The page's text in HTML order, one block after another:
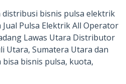
distribusi bisnis pulsa elektrik
Pulsa Elektrik All Operator
Lawas Utara Distributor
Utara, Sumatera Utara dan
bisa bisnis pulsa, kuota,